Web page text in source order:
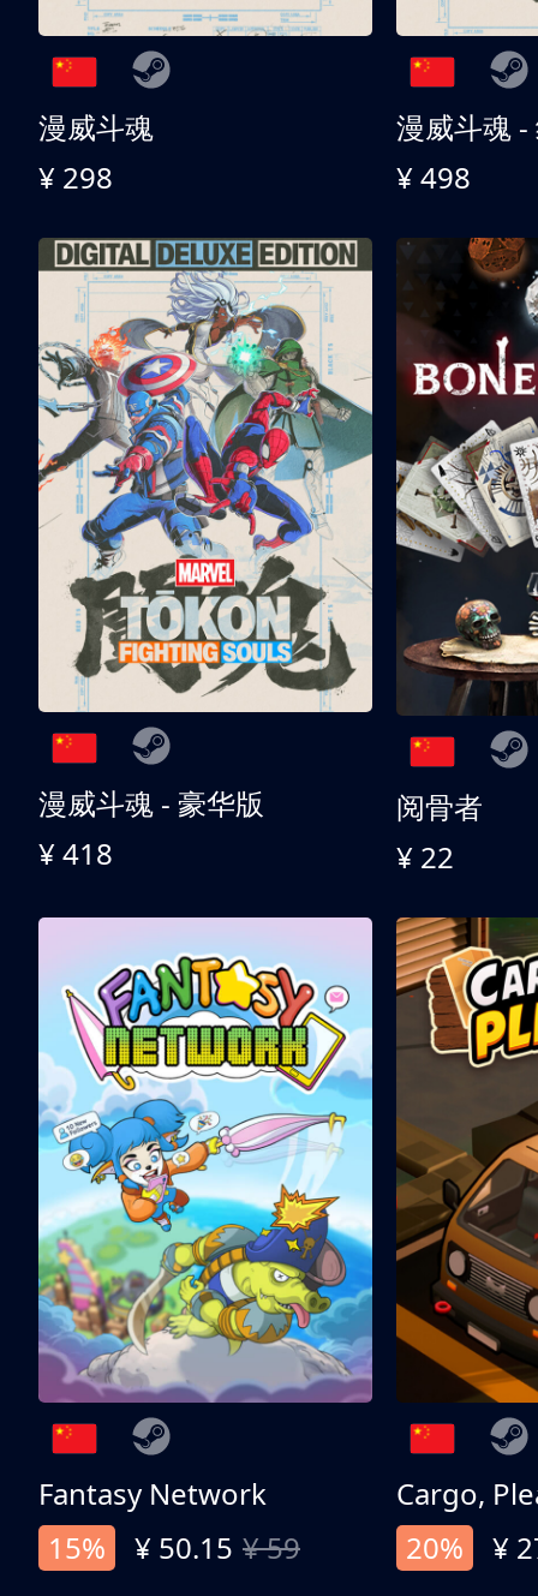
漫威斗魂
¥ 298
漫威斗魂 -
¥ 498
漫威斗魂 - 豪华版
¥ 418
阅骨者
¥ 22
Fantasy Network
15%
¥ 50.15 ¥ 59
Cargo,
20%
¥